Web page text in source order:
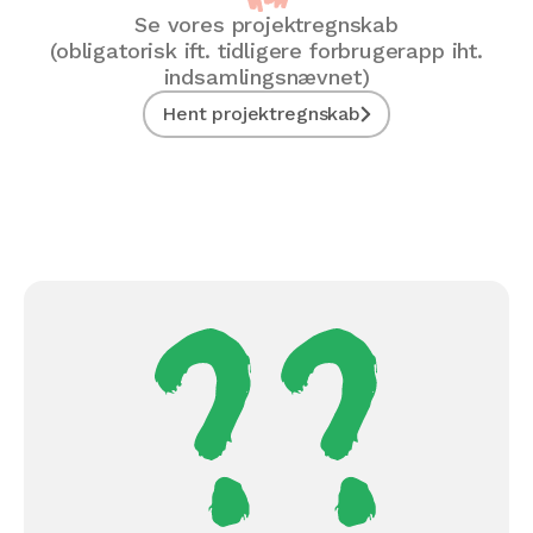
Se vores projektregnskab
(obligatorisk ift. tidligere forbrugerapp iht.
indsamlingsnævnet)
Hent projektregnskab